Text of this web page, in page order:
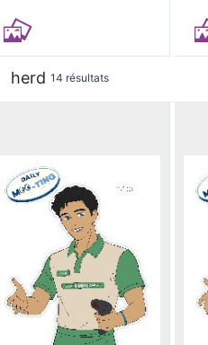
herd 14 résultats